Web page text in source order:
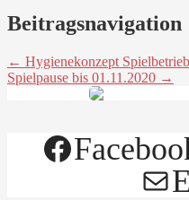
Beitragsnavigation
← Hygienekonzept Spielbetrieb
Spielpause bis 01.11.2020 →